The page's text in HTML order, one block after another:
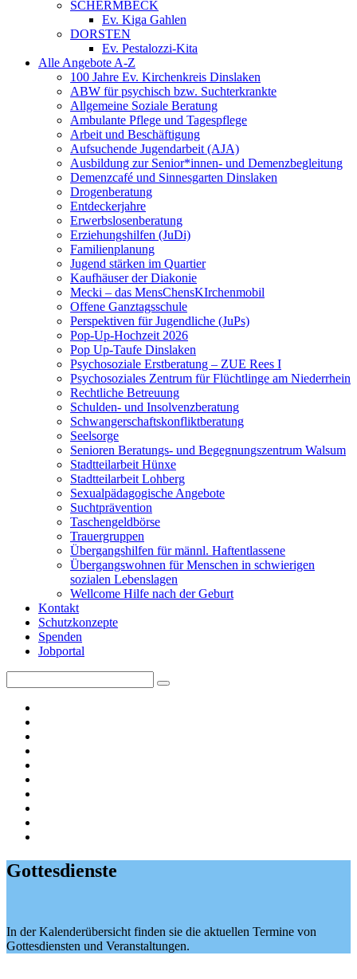
SCHERMBECK
Ev. Kiga Gahlen
DORSTEN
Ev. Pestalozzi-Kita
Alle Angebote A-Z
100 Jahre Ev. Kirchenkreis Dinslaken
ABW für psychisch bzw. Suchterkrankte
Allgemeine Soziale Beratung
Ambulante Pflege und Tagespflege
Arbeit und Beschäftigung
Aufsuchende Jugendarbeit (AJA)
Ausbildung zur Senior*innen- und Demenzbegleitung
Demenzcafé und Sinnesgarten Dinslaken
Drogenberatung
Entdeckerjahre
Erwerbslosenberatung
Erziehungshilfen (JuDi)
Familienplanung
Jugend stärken im Quartier
Kaufhäuser der Diakonie
Mecki – das MensChensKIrchenmobil
Offene Ganztagsschule
Perspektiven für Jugendliche (JuPs)
Pop-Up-Hochzeit 2026
Pop Up-Taufe Dinslaken
Psychosoziale Erstberatung – ZUE Rees I
Psychosoziales Zentrum für Flüchtlinge am Niederrhein
Rechtliche Betreuung
Schulden- und Insolvenzberatung
Schwangerschaftskonfliktberatung
Seelsorge
Senioren Beratungs- und Begegnungszentrum Walsum
Stadtteilarbeit Hünxe
Stadtteilarbeit Lohberg
Sexualpädagogische Angebote
Suchtprävention
Taschengeldbörse
Trauergruppen
Übergangshilfen für männl. Haftentlassene
Übergangswohnen für Menschen in schwierigen
sozialen Lebenslagen
Wellcome Hilfe nach der Geburt
Kontakt
Schutzkonzepte
Spenden
Jobportal
for:
Search
Gottesdienste
In der Kalenderübersicht finden sie die aktuellen Termine von
Gottesdiensten und Veranstaltungen.